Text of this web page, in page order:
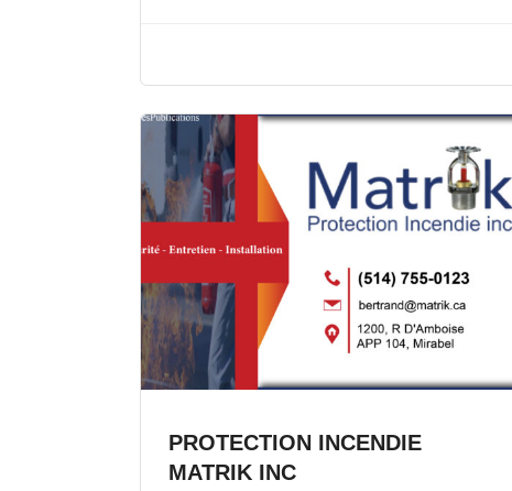
PROTECTION INCENDIE
MATRIK INC